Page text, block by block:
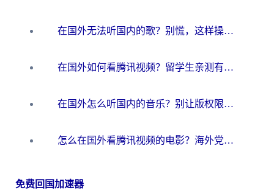
在国外无法听国内的歌？别慌，这样操作就能畅听QQ音乐（附亲测加速器推荐）
在国外如何看腾讯视频？留学生亲测有效的回国加速方案
在国外怎么听国内的音乐？别让版权限制断了你的华语歌单
怎么在国外看腾讯视频的电影？海外党亲测有效的回国加速指南
免费回国加速器